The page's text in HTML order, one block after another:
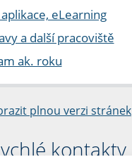
eLearning
a další pracoviště
ak. roku
plnou verzi stránek
kontakty